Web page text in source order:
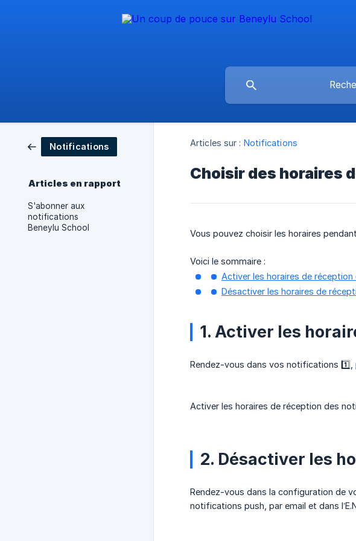
Notifications
Articles en rapport
S'abonner aux
notifications
Beneylu School
Articles sur : Notifications
Choisir des horaires
Vous pouvez choisir les horaires
Voici le sommaire :
Activer les horaires de
Désactiver les horaires de
1. Activer les
Rendez-vous dans vos notifications
Activer les horaires de réception des
2. Désactiver les
Rendez-vous dans la configuration de
notifications push, par email et dans